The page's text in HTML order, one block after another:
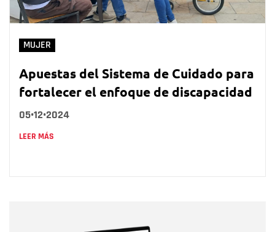
MUJER
Apuestas del Sistema de Cuidado para
fortalecer el enfoque de discapacidad
05•12•2024
LEER MÁS